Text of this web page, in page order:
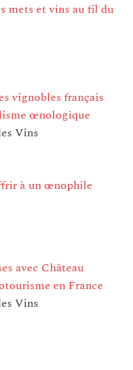
mets et vins au fil du
vignobles français
œnologique
Vins
à un œnophile
avec Château
en France
Vins